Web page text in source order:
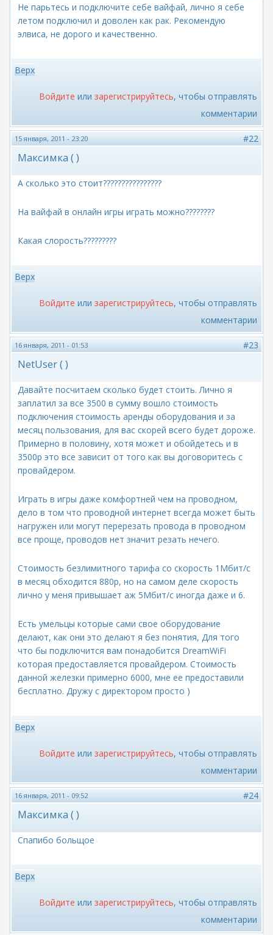
Не парьтесь и подключите себе вайфай, лично я себе
летом подключил и доволен как рак. Рекомендую
элвиса, не дорого и качественно.
Верх
Войдите или зарегистрируйтесь, чтобы отправлять
комментарии
15 января, 2011 - 23:20 #22
Максимка ( )
А сколько это стоит????????????????
На вайфай в онлайн игры играть можно????????
Какая слорость?????????
Верх
Войдите или зарегистрируйтесь, чтобы отправлять
комментарии
16 января, 2011 - 01:53 #23
NetUser ( )
Давайте посчитаем сколько будет стоить. Лично я
заплатил за все 3500 в сумму вошло стоимость
подключения стоимость аренды оборудования и за
месяц пользования, для вас скорей всего будет дороже.
Примерно в половину, хотя может и обойдетесь и в
3500р это все зависит от того как вы договоритесь с
провайдером.
Играть в игры даже комфортней чем на проводном,
дело в том что проводной интернет всегда может быть
нагружен или могут перерезать провода в проводном
все проще, проводов нет значит резать нечего.
Стоимость безлимитного тарифа со скорость 1Мбит/с
в месяц обходится 880р, но на самом деле скорость
лично у меня привышает аж 5Мбит/с иногда даже и 6.
Есть умельцы которые сами свое оборудование
делают, как они это делают я без понятия, Для того
что бы подключится вам понадобится DreamWiFi
которая предоставляется провайдером. Стоимость
данной железки примерно 6000, мне ее предоставили
бесплатно. Дружу с директором просто )
Верх
Войдите или зарегистрируйтесь, чтобы отправлять
комментарии
16 января, 2011 - 09:52 #24
Максимка ( )
Спапибо больщое
Верх
Войдите или зарегистрируйтесь, чтобы отправлять
комментарии